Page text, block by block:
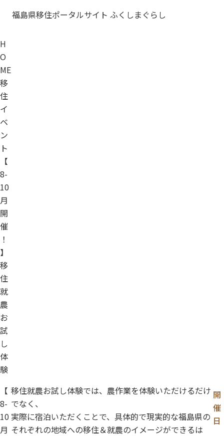
福島県移住ポータルサイト ふくしまぐらし
H
O
ME
移
住
イ
ベ
ン
ト
【
8-
10
月
開
催
！
】
移
住
就
農
お
試
し
体
験
【
8-
10
月
移住就農お試し体験では、農作業を体験いただけるだけ
でなく、
実際に宿泊いただくことで、具体的で現実的な福島県の
それぞれの地域への移住＆就農のイメージができるは
開
催
日